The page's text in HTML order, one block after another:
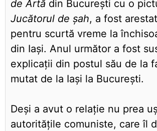
de Artă din București cu o
Jucătorul de șah, a fost
pentru scurtă vreme la
din Iași. Anul următor a fost
explicații din postul său de la
mutat de la Iași la București.
Deși a avut o relație nu prea
autoritățile comuniste, care îl